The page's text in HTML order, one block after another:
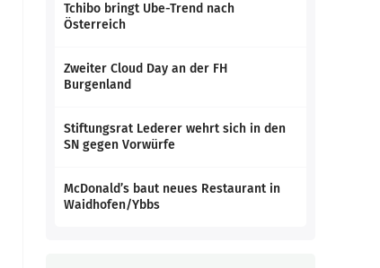
Tchibo bringt Ube-Trend nach
Österreich
Zweiter Cloud Day an der FH
Burgenland
Stiftungsrat Lederer wehrt sich in den
SN gegen Vorwürfe
McDonald’s baut neues Restaurant in
Waidhofen/Ybbs